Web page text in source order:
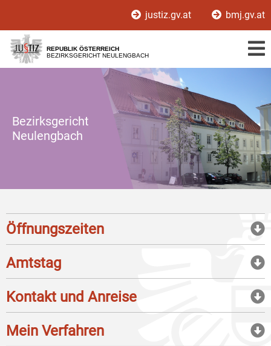
[1]
[2]
justiz.gv.at bmj.gv.at
REPUBLIK ÖSTERREICH
BEZIRKSGERICHT NEULENGBACH
Bezirksgericht
Neulengbach
Öffnungszeiten
Amtstag
Kontakt und Anreise
Mein Verfahren